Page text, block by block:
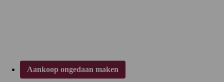
Aankoop ongedaan maken